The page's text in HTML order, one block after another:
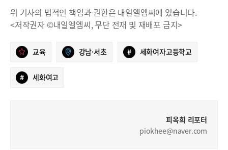
위 기사의 법적인 책임과 권한은 내일엘엠씨에 있습니다.
<저작권자 ©내일엘엠씨, 무단 전재 및 재배포 금지>
교육 강남·서초 # 세화여자고등학교
# 세화여고
피옥희 리포터
piokhee@naver.com